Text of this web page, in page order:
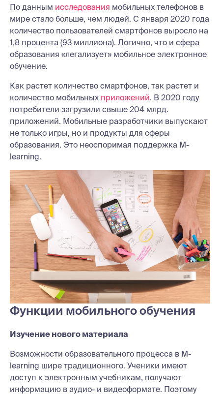
По данным исследования мобильных телефонов в
мире стало больше, чем людей. С января 2020 года
количество пользователей смартфонов выросло на
1,8 процента (93 миллиона). Логично, что и сфера
образования «легализует» мобильное электронное
обучение.
Как растет количество смартфонов, так растет и
количество мобильных приложений. В 2020 году
потребители загрузили свыше 204 млрд.
приложений. Мобильные разработчики выпускают
не только игры, но и продукты для сферы
образования. Это неоспоримая поддержка M-
learning.
Функции мобильного обучения
Изучение нового материала
Возможности образовательного процесса в M-
learning шире традиционного. Ученики имеют
доступ к электронным учебникам, получают
информацию в аудио- и видеоформате. Поэтому